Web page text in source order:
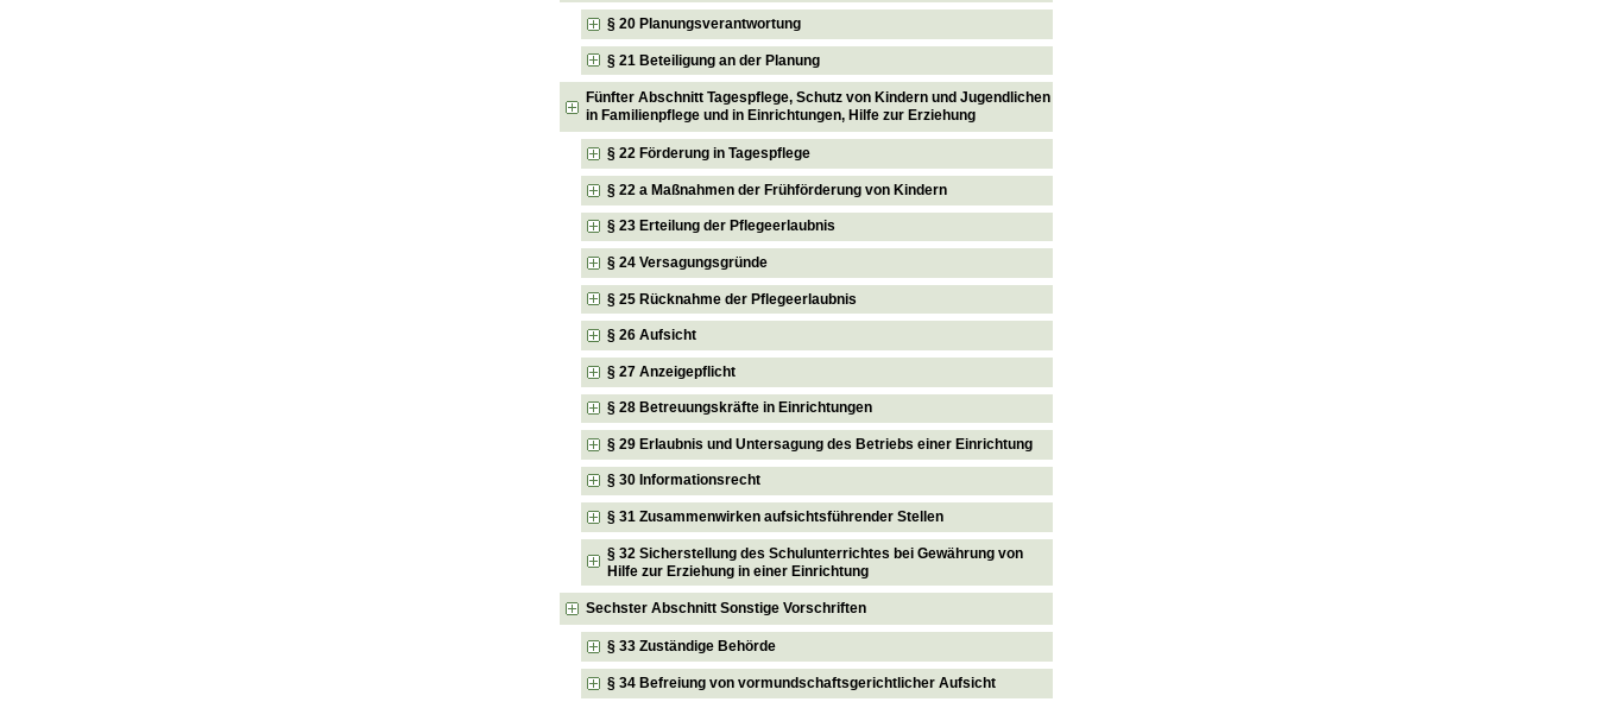
§ 20 Planungsverantwortung
§ 21 Beteiligung an der Planung
Fünfter Abschnitt Tagespflege, Schutz von Kindern und Jugendlichen
in Familienpflege und in Einrichtungen, Hilfe zur Erziehung
§ 22 Förderung in Tagespflege
§ 22 a Maßnahmen der Frühförderung von Kindern
§ 23 Erteilung der Pflegeerlaubnis
§ 24 Versagungsgründe
§ 25 Rücknahme der Pflegeerlaubnis
§ 26 Aufsicht
§ 27 Anzeigepflicht
§ 28 Betreuungskräfte in Einrichtungen
§ 29 Erlaubnis und Untersagung des Betriebs einer Einrichtung
§ 30 Informationsrecht
§ 31 Zusammenwirken aufsichtsführender Stellen
§ 32 Sicherstellung des Schulunterrichtes bei Gewährung von
Hilfe zur Erziehung in einer Einrichtung
Sechster Abschnitt Sonstige Vorschriften
§ 33 Zuständige Behörde
§ 34 Befreiung von vormundschaftsgerichtlicher Aufsicht